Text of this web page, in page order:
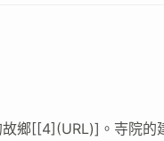
鄉[[4](URL)]。寺院